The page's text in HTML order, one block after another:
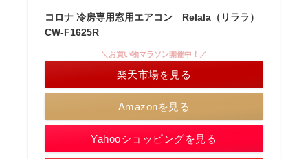
コロナ 冷房専用窓用エアコン Relala（リララ）
CW-F1625R
Amazonを見る
＼お買い物マラソン開催中！／
楽天市場を見る
Yahooショッピングを見る